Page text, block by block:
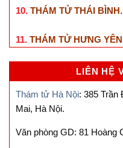
10. THÁM TỬ THÁI BÌNH.
11. THÁM TỬ HƯNG YÊN
LIÊN HỆ
Thám tử Hà Nội: 385 Trần
Mai, Hà Nội.
Văn phòng GD: 81 Hoàng